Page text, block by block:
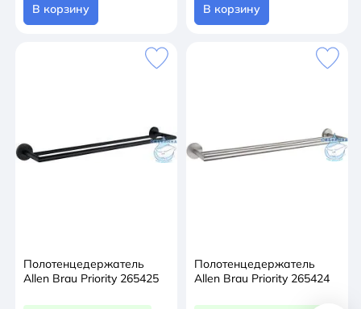
В корзину В корзину
Полотенцедержатель
Allen Brau Priority 265425
Полотенцедержатель
Allen Brau Priority 265424